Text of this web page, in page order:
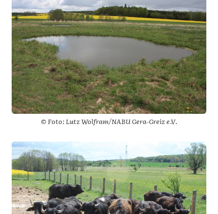
© Foto: Lutz Wolfram/NABU Gera-Greiz e.V.